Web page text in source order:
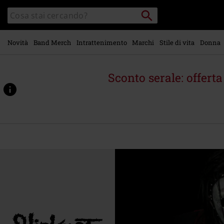
contenuto
principale
Cerca
nel
catalogo
Cerca
Punto
di
ritiro
Novità Band Merch Intrattenimento Marchi Stile di vita Donna
Sconto serale: